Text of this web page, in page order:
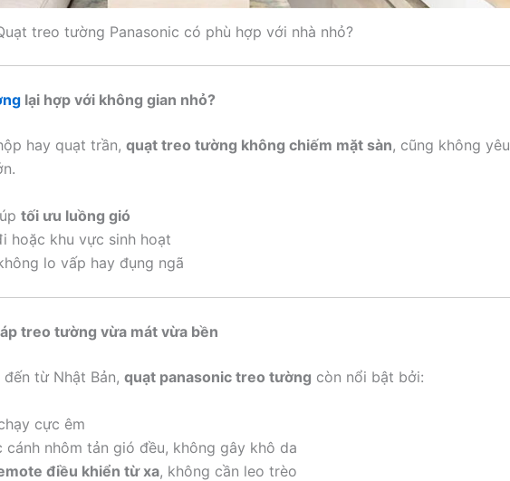
treo tường Panasonic có phù hợp với nhà nhỏ?
lại hợp với không gian nhỏ?
hay quạt trần, quạt treo tường không chiếm mặt sàn, cũng không yêu
tối ưu luồng gió
hoặc khu vực sinh hoạt
lo vấp hay đụng ngã
treo tường vừa mát vừa bền
từ Nhật Bản, quạt panasonic treo tường còn nổi bật bởi:
cực êm
cánh nhôm tản gió đều, không gây khô da
điều khiển từ xa, không cần leo trèo